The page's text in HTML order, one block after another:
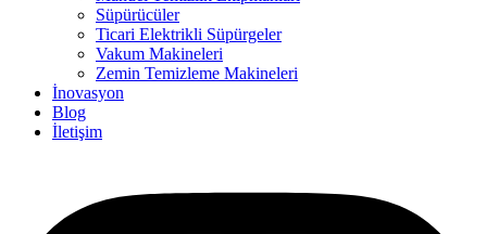
Süpürücüler
Ticari Elektrikli Süpürgeler
Vakum Makineleri
Zemin Temizleme Makineleri
İnovasyon
Blog
İletişim